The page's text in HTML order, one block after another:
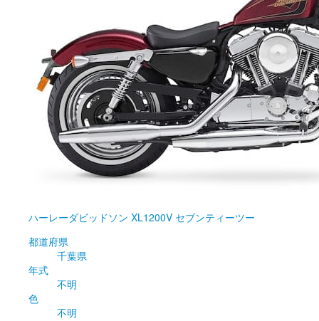
ハーレーダビッドソン XL1200V セブンティーツー
都道府県
千葉県
年式
不明
色
不明